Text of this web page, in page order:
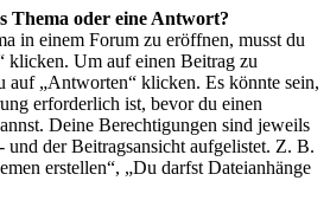
Thema oder eine Antwort?
in einem Forum zu eröffnen, musst du
klicken. Um auf einen Beitrag zu
auf „Antworten“ klicken. Es könnte sein,
erforderlich ist, bevor du einen
Deine Berechtigungen sind jeweils
und der Beitragsansicht aufgelistet. Z. B.
erstellen“, „Du darfst Dateianhänge